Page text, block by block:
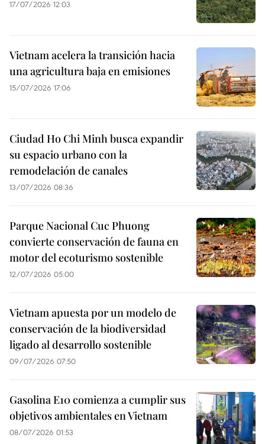
17/07/2026 12:03
Vietnam acelera la transición hacia
una agricultura baja en emisiones
15/07/2026 17:06
Ciudad Ho Chi Minh busca expandir
su espacio urbano con la
remodelación de canales
13/07/2026 08:36
Parque Nacional Cuc Phuong
convierte conservación de fauna en
motor del ecoturismo sostenible
12/07/2026 05:00
Vietnam apuesta por un modelo de
conservación de la biodiversidad
ligado al desarrollo sostenible
09/07/2026 07:50
Gasolina E10 comienza a cumplir sus
objetivos ambientales en Vietnam
08/07/2026 01:53